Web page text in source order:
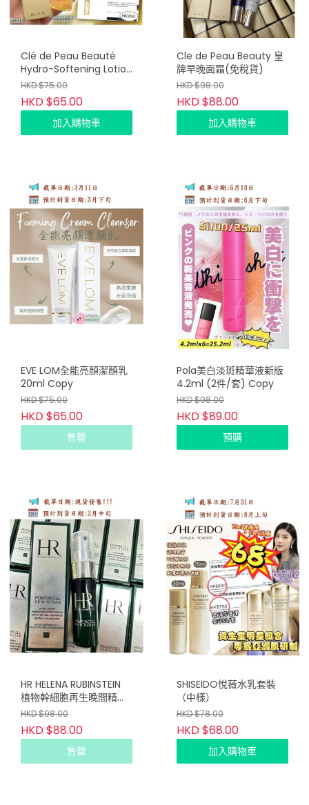
Clé de Peau Beauté
Hydro-Softening Lotion
鉑鑽凝亮柔膚水 30ML
HKD $75.00
HKD $65.00
加入購物車
Cle de Peau Beauty 皇
牌早晚面霜(免稅貨)
HKD $98.00
HKD $88.00
加入購物車
EVE LOM全能亮顏潔顏乳
20ml Copy
HKD $75.00
HKD $65.00
售罄
Pola美白淡斑精華液新版
4.2ml (2件/套) Copy
HKD $98.00
HKD $89.00
預購
HR HELENA RUBINSTEIN
植物幹細胞再生晚間精華
8ml
HKD $98.00
HKD $88.00
售罄
SHISEIDO悅薇水乳套裝
（中樣）
HKD $78.00
HKD $68.00
加入購物車